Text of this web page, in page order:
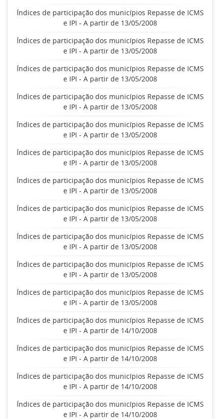
Índices de participação dos municípios Repasse de ICMS
e IPI - A partir de 13/05/2008
Índices de participação dos municípios Repasse de ICMS
e IPI - A partir de 13/05/2008
Índices de participação dos municípios Repasse de ICMS
e IPI - A partir de 13/05/2008
Índices de participação dos municípios Repasse de ICMS
e IPI - A partir de 13/05/2008
Índices de participação dos municípios Repasse de ICMS
e IPI - A partir de 13/05/2008
Índices de participação dos municípios Repasse de ICMS
e IPI - A partir de 13/05/2008
Índices de participação dos municípios Repasse de ICMS
e IPI - A partir de 13/05/2008
Índices de participação dos municípios Repasse de ICMS
e IPI - A partir de 13/05/2008
Índices de participação dos municípios Repasse de ICMS
e IPI - A partir de 13/05/2008
Índices de participação dos municípios Repasse de ICMS
e IPI - A partir de 13/05/2008
Índices de participação dos municípios Repasse de ICMS
e IPI - A partir de 13/05/2008
Índices de participação dos municípios Repasse de ICMS
e IPI - A partir de 14/10/2008
Índices de participação dos municípios Repasse de ICMS
e IPI - A partir de 14/10/2008
Índices de participação dos municípios Repasse de ICMS
e IPI - A partir de 14/10/2008
Índices de participação dos municípios Repasse de ICMS
e IPI - A partir de 14/10/2008